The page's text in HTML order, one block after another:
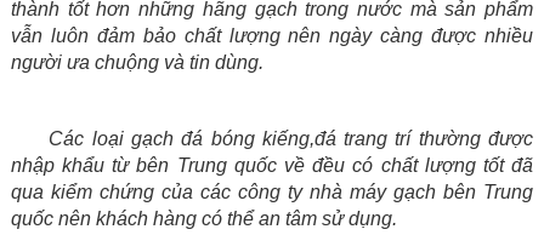
thành tốt hơn những hãng gạch trong nước mà sản phẩm
vẫn luôn đảm bảo chất lượng nên ngày càng được nhiều
người ưa chuộng và tin dùng.
Các loại gạch đá bóng kiếng,đá trang trí thường được
nhập khẩu từ bên Trung quốc về đều có chất lượng tốt đã
qua kiểm chứng của các công ty nhà máy gạch bên Trung
quốc nên khách hàng có thể an tâm sử dụng.